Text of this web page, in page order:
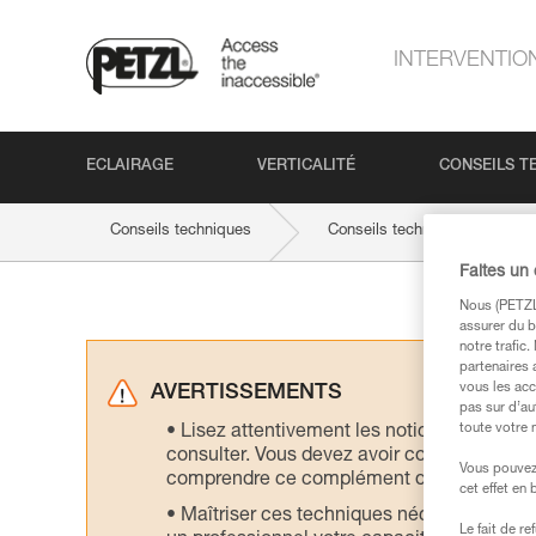
ECLAIRAGE VERTICALITÉ CONSEILS
Conseils techniques Conseils techniques par
AVERTISSEMENTS
Lisez attentivement les notices
consulter. Vous devez avoir compris les
comprendre ce complément d’informations.
Maîtriser ces techniques nécessite une
Faites un
Nous
assurer du
notre trafic.
partenaires
vous les
pas sur
toute votre
Vous
cet effet en
Le fait de